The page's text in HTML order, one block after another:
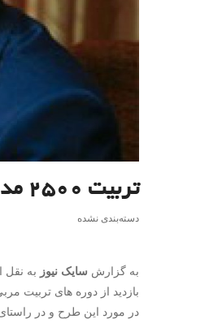
تربیت ۲۵۰۰ مدرس پیش از ازدواج تا پایان سال جاری
دسته‌بندی نشده
به گزارش سایک نیوز به نقل
بازدید از دوره های تربیت
در مورد این طرح و در